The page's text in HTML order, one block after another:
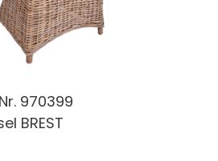
970399
BREST